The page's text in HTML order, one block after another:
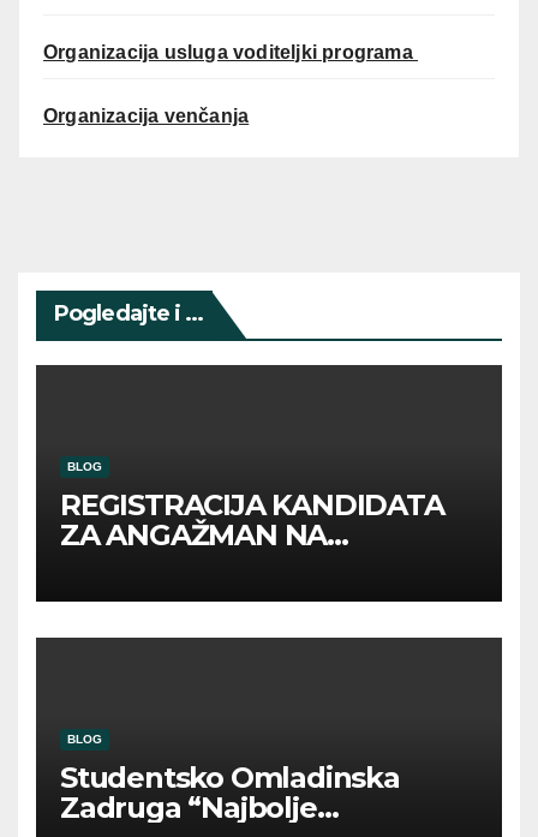
Organizacija usluga voditeljki programa
Organizacija venčanja
Pogledajte i ...
BLOG
REGISTRACIJA KANDIDATA
ZA ANGAŽMAN NA
BLOG
Studentsko Omladinska
Zadruga “Najbolje